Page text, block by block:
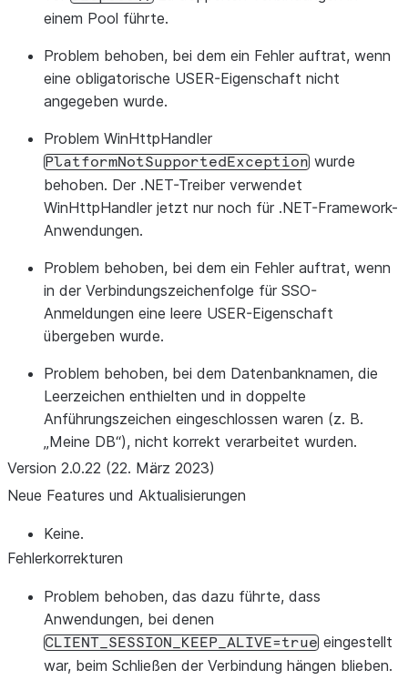
einem Pool führte.
Problem behoben, bei dem ein Fehler auftrat, wenn
eine obligatorische USER-Eigenschaft nicht
angegeben wurde.
Problem WinHttpHandler
PlatformNotSupportedException wurde
behoben. Der .NET-Treiber verwendet
WinHttpHandler jetzt nur noch für .NET-Framework-
Anwendungen.
Problem behoben, bei dem ein Fehler auftrat, wenn
in der Verbindungszeichenfolge für SSO-
Anmeldungen eine leere USER-Eigenschaft
übergeben wurde.
Problem behoben, bei dem Datenbanknamen, die
Leerzeichen enthielten und in doppelte
Anführungszeichen eingeschlossen waren (z. B.
„Meine DB“), nicht korrekt verarbeitet wurden.
Version 2.0.22 (22. März 2023)
Neue Features und Aktualisierungen
Keine.
Fehlerkorrekturen
Problem behoben, das dazu führte, dass
Anwendungen, bei denen
CLIENT_SESSION_KEEP_ALIVE=true eingestellt
war, beim Schließen der Verbindung hängen blieben.